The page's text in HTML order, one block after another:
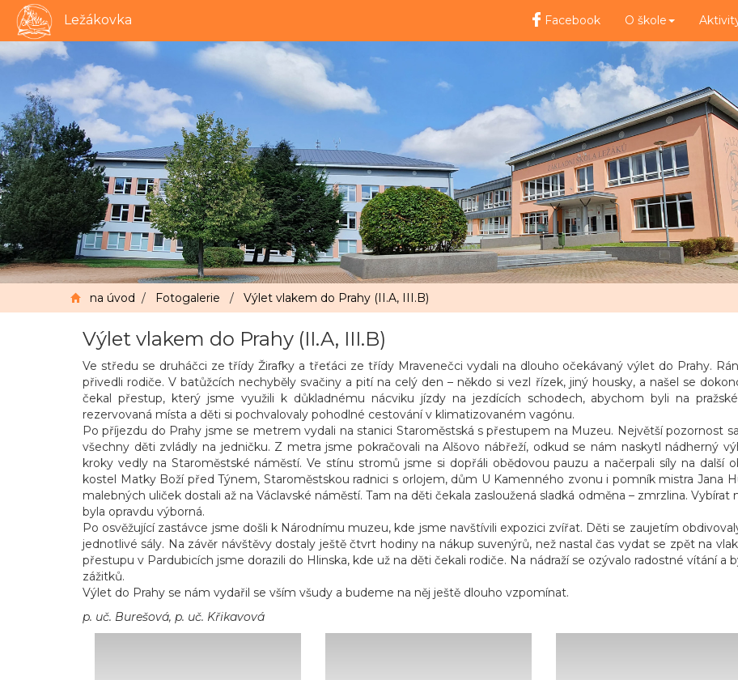
Ležákovka Facebook O škole
na úvod / Fotogalerie / Výlet vlakem do Prahy (II.A, III.B)
Výlet vlakem do Prahy (II.A, III.B)
Ve středu se druháčci ze třídy Žirafky a třeťáci ze třídy Mravenečci vydali na dlouho očekávaný výlet do Prahy.
přivedli rodiče. V batůžcích nechyběly svačiny a pití na celý den – někdo si vezl řízek, jiný housky, a našel se
čekal přestup, který jsme využili k důkladnému nácviku jízdy na jezdících schodech, abychom byli na
rezervovaná místa a děti si pochvalovaly pohodlné cestování v klimatizovaném vagónu.
Po příjezdu do Prahy jsme se metrem vydali na stanici Staroměstská s přestupem na Muzeu. Největší pozornost
všechny děti zvládly na jedničku. Z metra jsme pokračovali na Alšovo nábřeží, odkud se nám naskytl nádherný
kroky vedly na Staroměstské náměstí. Ve stínu stromů jsme si dopřáli obědovou pauzu a načerpali síly na další
kostel Matky Boží před Týnem, Staroměstskou radnici s orlojem, dům U Kamenného zvonu i pomník mistra Jana
malebných uliček dostali až na Václavské náměstí. Tam na děti čekala zasloužená sladká odměna – zmrzlina.
byla opravdu výborná.
Po osvěžující zastávce jsme došli k Národnímu muzeu, kde jsme navštívili expozici zvířat. Děti se zaujetím
jednotlivé sály. Na závěr návštěvy dostaly ještě čtvrt hodiny na nákup suvenýrů, než nastal čas vydat se zpět na
přestupu v Pardubicích jsme dorazili do Hlinska, kde už na děti čekali rodiče. Na nádraží se ozývalo radostné vítání a
zážitků.
Výlet do Prahy se nám vydařil se vším všudy a budeme na něj ještě dlouho vzpomínat.
p. uč. Burešová, p. uč. Křikavová